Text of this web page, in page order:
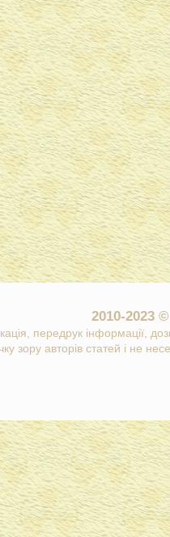
2010-2023
передрук інформації,
зору авторів статей і не несе